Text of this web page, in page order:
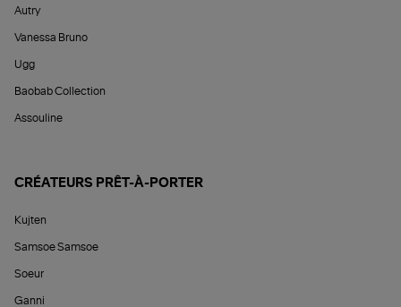
Autry
Vanessa Bruno
Ugg
Baobab Collection
Assouline
CRÉATEURS PRÊT-À-PORTER
Kujten
Samsoe Samsoe
Soeur
Ganni